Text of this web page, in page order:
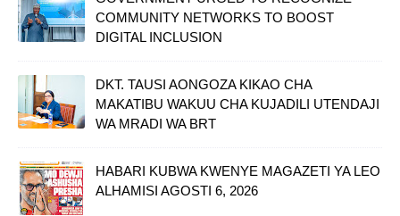
COMMUNITY NETWORKS TO BOOST
DIGITAL INCLUSION
DKT. TAUSI AONGOZA KIKAO CHA
MAKATIBU WAKUU CHA KUJADILI UTENDAJI
WA MRADI WA BRT
HABARI KUBWA KWENYE MAGAZETI YA LEO
ALHAMISI AGOSTI 6, 2026